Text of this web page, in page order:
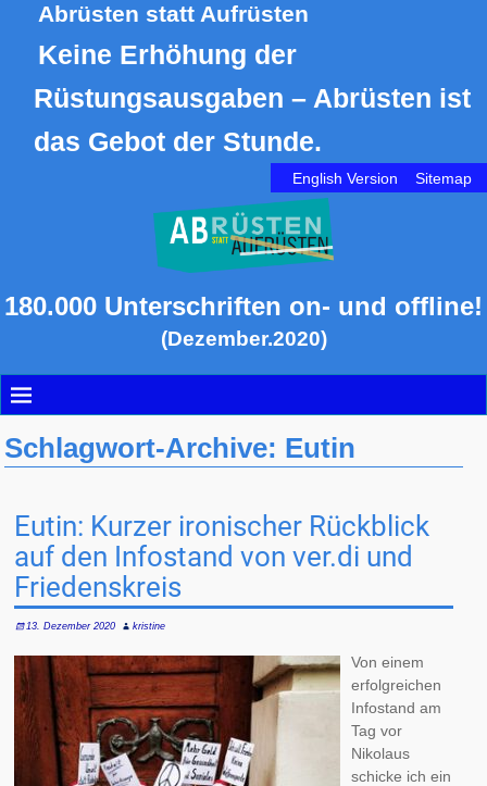
Abrüsten statt Aufrüsten
Keine Erhöhung der
Rüstungsausgaben – Abrüsten ist
das Gebot der Stunde.
English Version Sitemap
180.000 Unterschriften on- und offline!
(Dezember.2020)
Schlagwort-Archive: Eutin
Eutin: Kurzer ironischer Rückblick
auf den Infostand von ver.di und
Friedenskreis
13. Dezember 2020 kristine
Von einem
erfolgreichen
Infostand am
Tag vor
Nikolaus
schicke ich ein